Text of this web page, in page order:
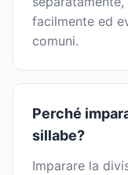
facilmente ed
comuni.
Perché
sillabe?
Imparare la